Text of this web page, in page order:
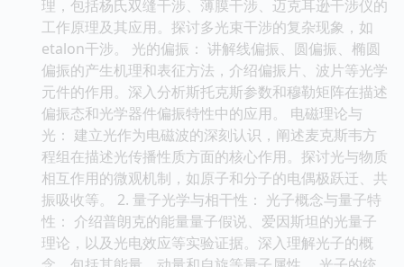
理，包括杨氏双缝干涉、薄膜干涉、迈克耳逊干涉仪的
工作原理及其应用。探讨多光束干涉的复杂现象，如
etalon干涉。 光的偏振： 讲解线偏振、圆偏振、椭圆
偏振的产生机理和表征方法，介绍偏振片、波片等光学
元件的作用。深入分析斯托克斯参数和穆勒矩阵在描述
偏振态和光学器件偏振特性中的应用。 电磁理论与
光： 建立光作为电磁波的深刻认识，阐述麦克斯韦方
程组在描述光传播性质方面的核心作用。探讨光与物质
相互作用的微观机制，如原子和分子的电偶极跃迁、共
振吸收等。 2. 量子光学与相干性： 光子概念与量子特
性： 介绍普朗克的能量量子假说、爱因斯坦的光量子
理论，以及光电效应等实验证据。深入理解光子的概